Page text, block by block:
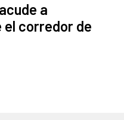
a
el corredor de